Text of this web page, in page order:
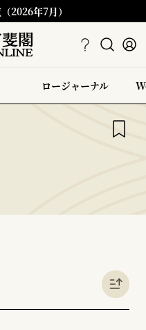
2026年7月）
ロージャーナル